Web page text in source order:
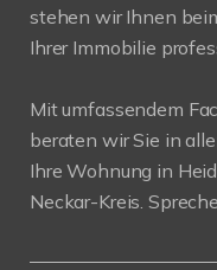
stehen wir Ihnen
Ihrer Immobilie
Mit umfassendem
beraten wir Sie in
Ihre Wohnung in
Neckar-Kreis.